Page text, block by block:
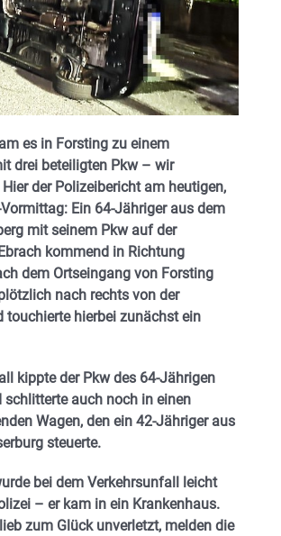
es in Forsting zu einem
drei beteiligten Pkw – wir
der Polizeibericht am heutigen,
Ein 64-Jähriger aus dem
mit seinem Pkw auf der
kommend in Richtung
dem Ortseingang von Forsting
nach rechts von der
touchierte hierbei zunächst ein
kippte der Pkw des 64-Jährigen
schlitterte auch noch in einen
Wagen, den ein 42-Jähriger aus
steuerte.
bei dem Verkehrsunfall leicht
– er kam in ein Krankenhaus.
zum Glück unverletzt, melden die